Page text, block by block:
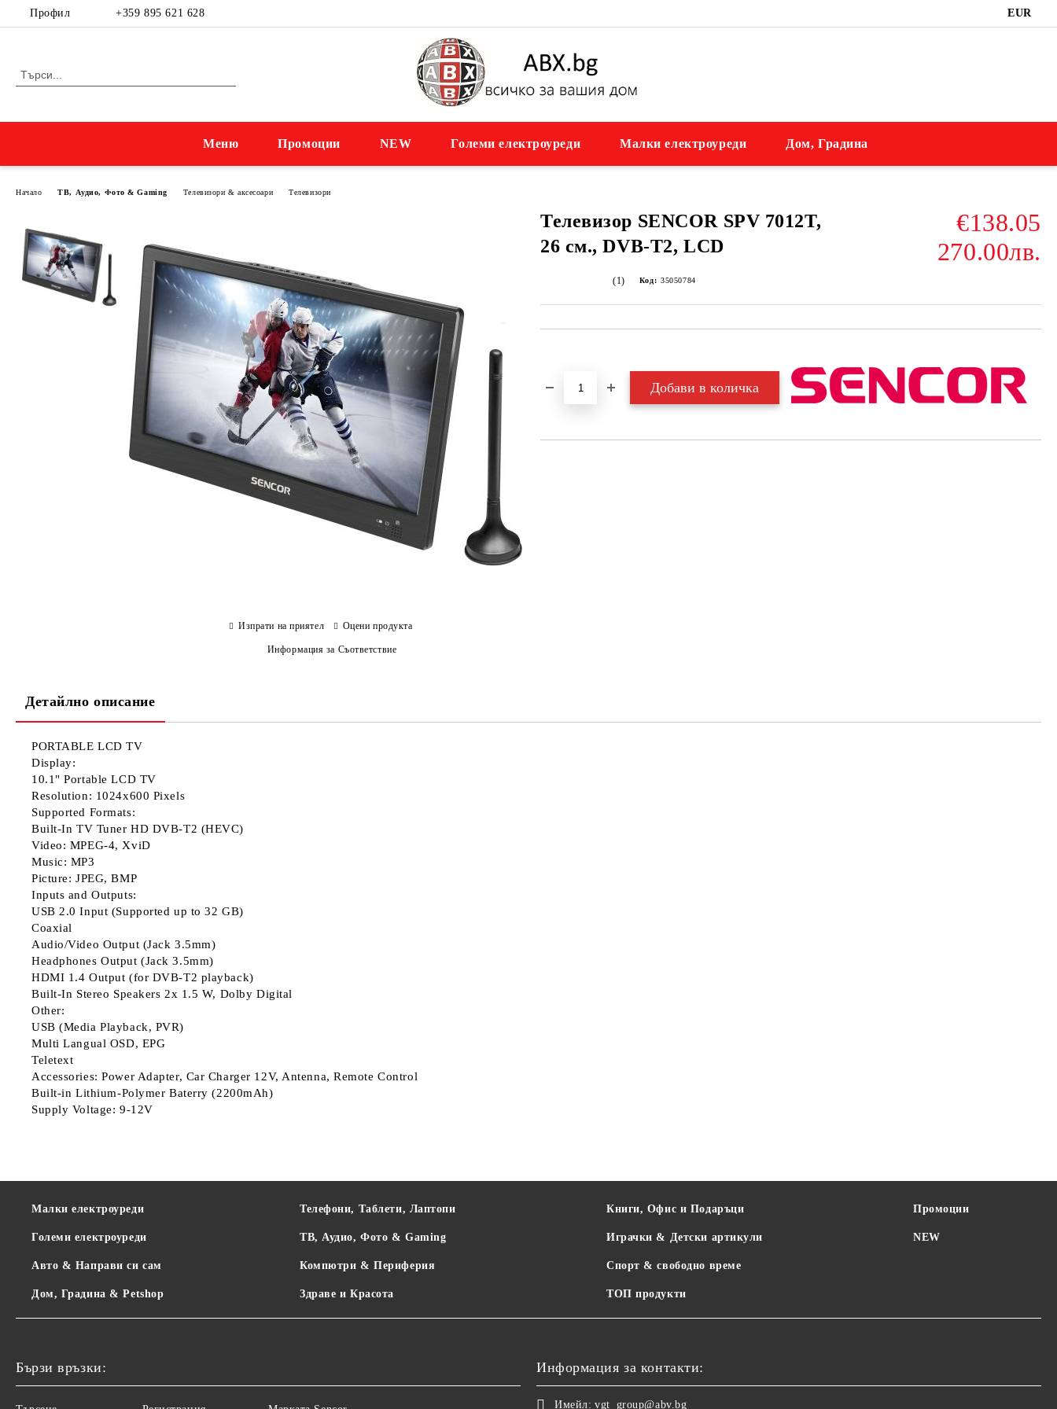
Профил +359 895 621 628 EUR
Меню Промоции NEW Големи електроуреди Малки електроуреди Дом, Градина
Начало ТВ, Аудио, Фото & Gaming Телевизори & аксесоари Телевизори
Телевизор SENCOR SPV 7012T,
26 см., DVB-T2, LCD
€138.05
270.00лв.
(1) Код: 35050784
Изпрати на приятел Оцени продукта
Информация за Съответствие
Детайлно описание
PORTABLE LCD TV
Display:
10.1" Portable LCD TV
Resolution: 1024x600 Pixels
Supported Formats:
Built-In TV Tuner HD DVB-T2 (HEVC)
Video: MPEG-4, XviD
Music: MP3
Picture: JPEG, BMP
Inputs and Outputs:
USB 2.0 Input (Supported up to 32 GB)
Coaxial
Audio/Video Output (Jack 3.5mm)
Headphones Output (Jack 3.5mm)
HDMI 1.4 Output (for DVB-T2 playback)
Built-In Stereo Speakers 2x 1.5 W, Dolby Digital
Other:
USB (Media Playback, PVR)
Multi Langual OSD, EPG
Teletext
Accessories: Power Adapter, Car Charger 12V, Antenna, Remote Control
Built-in Lithium-Polymer Baterry (2200mAh)
Supply Voltage: 9-12V
Малки електроуреди
Големи електроуреди
Авто & Направи си сам
Дом, Градина & Petshop
Телефони, Таблети, Лаптопи
ТВ, Аудио, Фото & Gaming
Компютри & Периферия
Здраве и Красота
Книги, Офис и Подаръци
Играчки & Детски артикули
Спорт & свободно време
ТОП продукти
Промоции
NEW
Бързи връзки: Информация за контакти:
Имейл: vgt_group@abv.bg